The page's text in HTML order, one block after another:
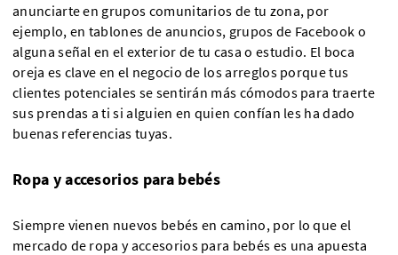
anunciarte en grupos comunitarios de tu zona, por
ejemplo, en tablones de anuncios, grupos de Facebook o
alguna señal en el exterior de tu casa o estudio. El boca
oreja es clave en el negocio de los arreglos porque tus
clientes potenciales se sentirán más cómodos para traerte
sus prendas a ti si alguien en quien confían les ha dado
buenas referencias tuyas.
Ropa y accesorios para bebés
Siempre vienen nuevos bebés en camino, por lo que el
mercado de ropa y accesorios para bebés es una apuesta